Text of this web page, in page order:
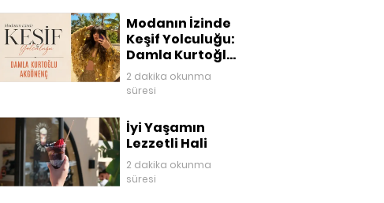
Modanın İzinde
Keşif Yolculuğu:
Damla Kurtoğlu
Akgönenç
2 dakika okunma
süresi
İyi Yaşamın
Lezzetli Hali
2 dakika okunma
süresi